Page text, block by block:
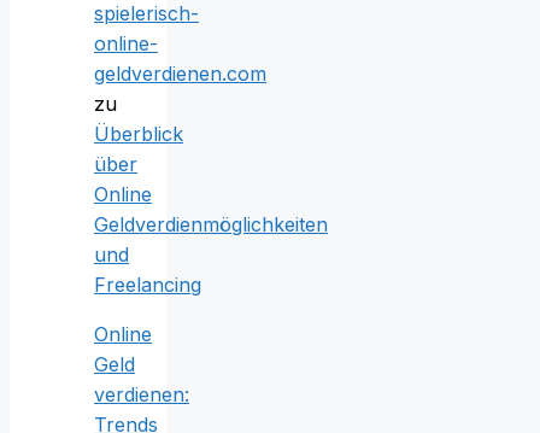
spielerisch-
online-
geldverdienen.com
zu
Überblick
über
Online
Geldverdienmöglichkeiten
und
Freelancing
Online
Geld
verdienen:
Trends